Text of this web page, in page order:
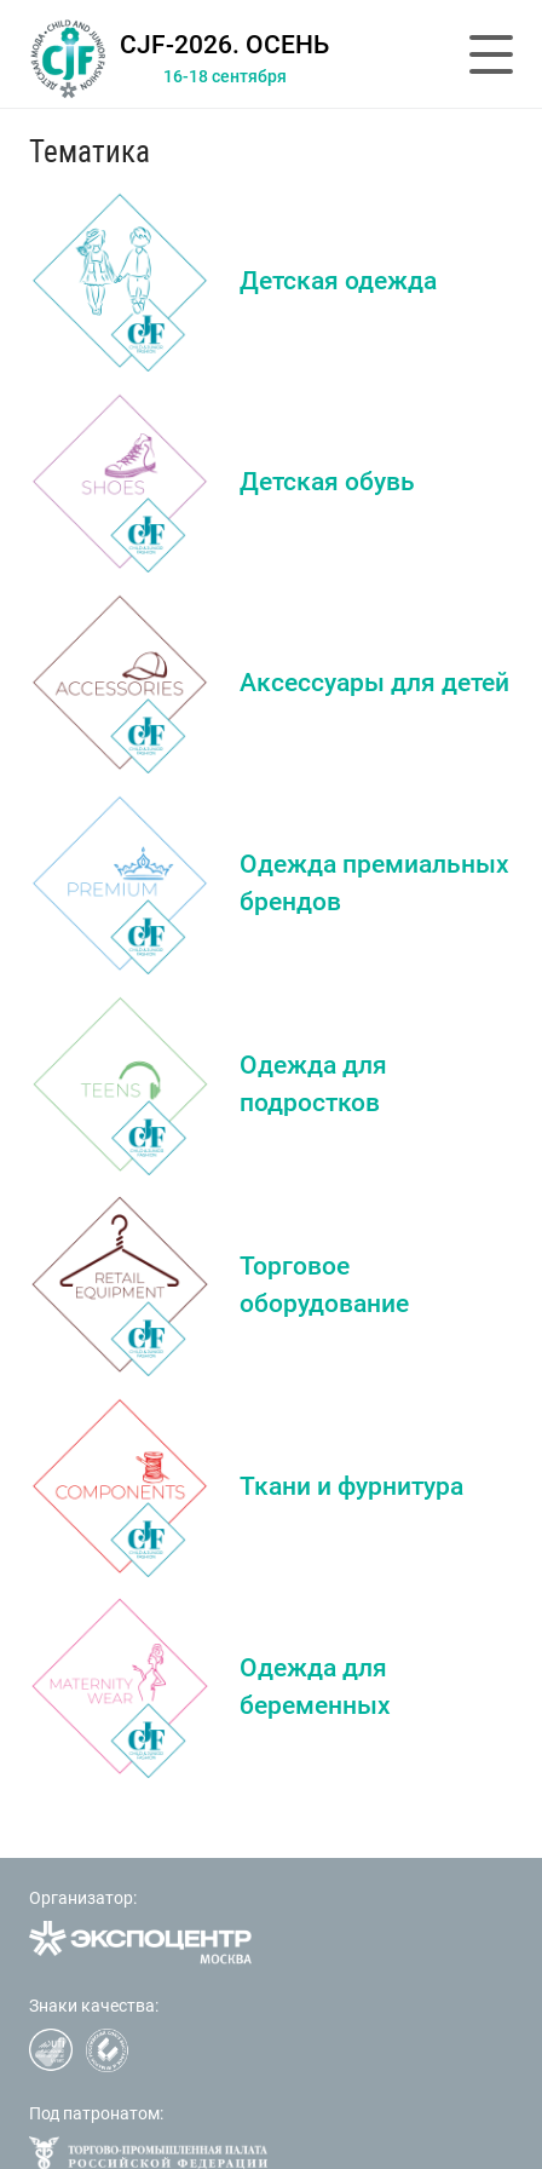
CJF-2026. ОСЕНЬ
16-18 сентября
Тематика
Детская одежда
Детская обувь
Аксессуары для детей
Одежда премиальных
брендов
Одежда для
подростков
Торговое
оборудование
Ткани и фурнитура
Одежда для
беременных
Организатор:
Знаки качества:
Под патронатом: